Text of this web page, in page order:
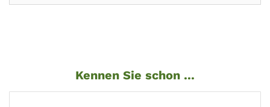
Kennen Sie schon ...